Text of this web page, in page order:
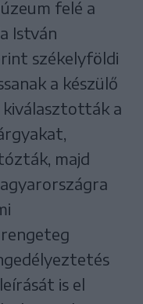
felé a
István
székelyföldi
a készülő
kiválasztották a
majd
is el